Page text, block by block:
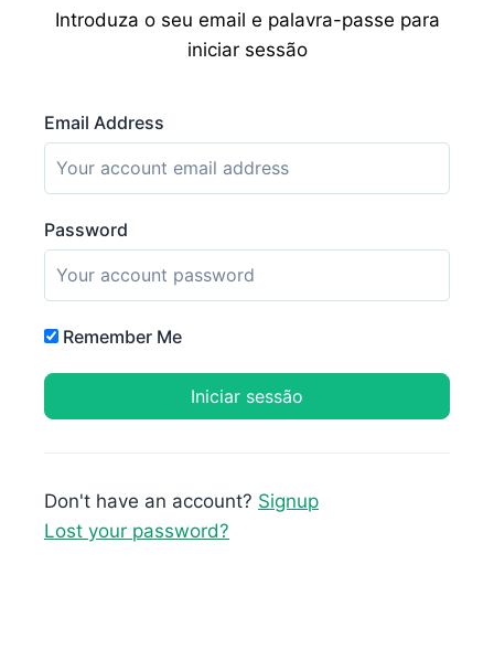
Introduza o seu email e palavra-passe para
iniciar sessão
Email Address
Password
Remember Me
Don't have an account? Signup
Lost your password?